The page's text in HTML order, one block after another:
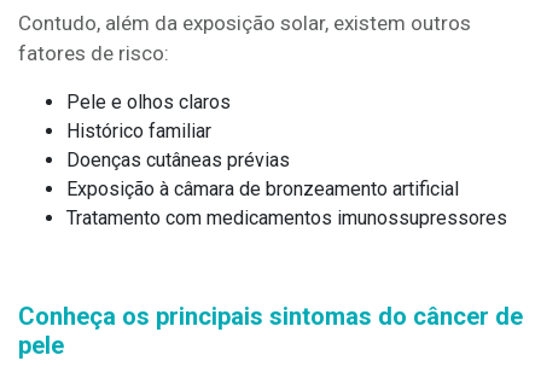
Contudo, além da exposição solar, existem outros
fatores de risco:
Pele e olhos claros
Histórico familiar
Doenças cutâneas prévias
Exposição à câmara de bronzeamento artificial
Tratamento com medicamentos imunossupressores
Conheça os principais sintomas do câncer de
pele